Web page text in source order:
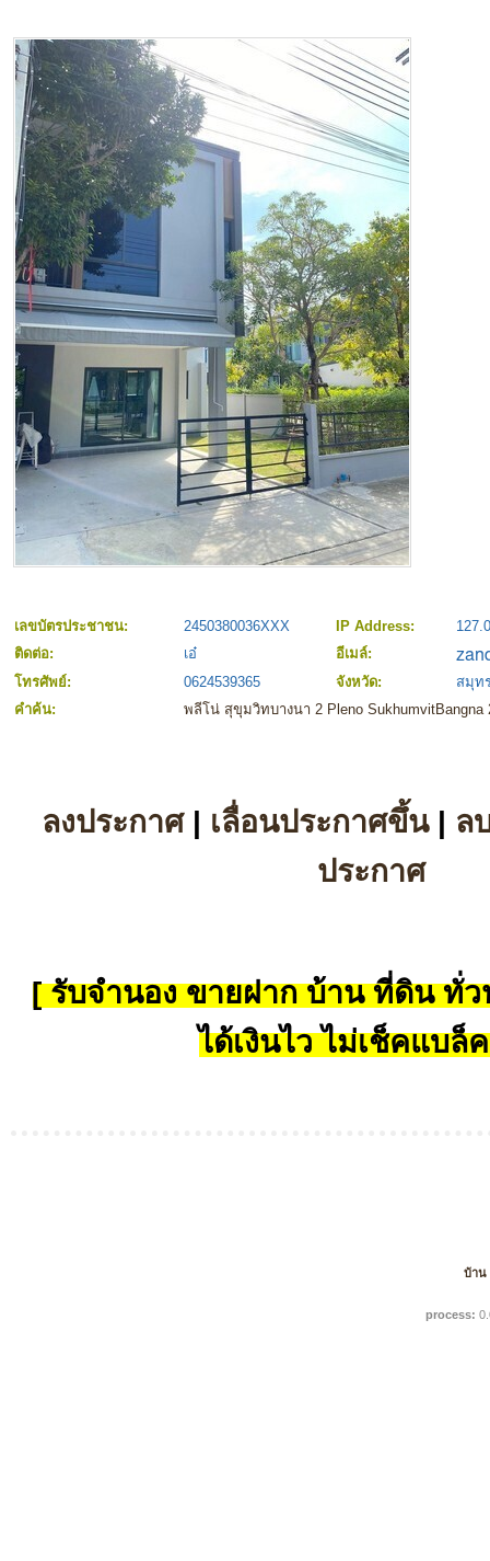
เลขบัตรประชาชน: 2450380036XXX IP Address:
ติดต่อ:
เอ๋
อีเมล์:
โทรศัพย์:
0624539365 จังหวัด:
สมุท
คำค้น:
พลีโน่ สุขุมวิทบางนา 2 Pleno SukhumvitBangna
ลงประกาศ| เลื่อนประกาศขึ้น| ล
ประกาศ
[ รับจำนอง ขายฝาก บ้าน ที่ดิน ทั่ว
ได้เงินไว ไม่เช็คแบล็
บ้าน
process: